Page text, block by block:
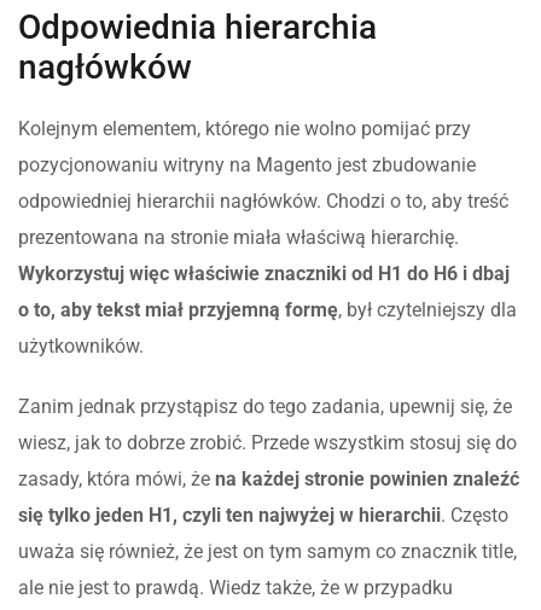
Odpowiednia hierarchia
nagłówków
Kolejnym elementem, którego nie wolno pomijać przy
pozycjonowaniu witryny na Magento jest zbudowanie
odpowiedniej hierarchii nagłówków. Chodzi o to, aby treść
prezentowana na stronie miała właściwą hierarchię.
Wykorzystuj więc właściwie znaczniki od H1 do H6 i dbaj
o to, aby tekst miał przyjemną formę, był czytelniejszy dla
użytkowników.
Zanim jednak przystąpisz do tego zadania, upewnij się, że
wiesz, jak to dobrze zrobić. Przede wszystkim stosuj się do
zasady, która mówi, że na każdej stronie powinien znaleźć
się tylko jeden H1, czyli ten najwyżej w hierarchii. Często
uważa się również, że jest on tym samym co znacznik title,
ale nie jest to prawdą. Wiedz także, że w przypadku